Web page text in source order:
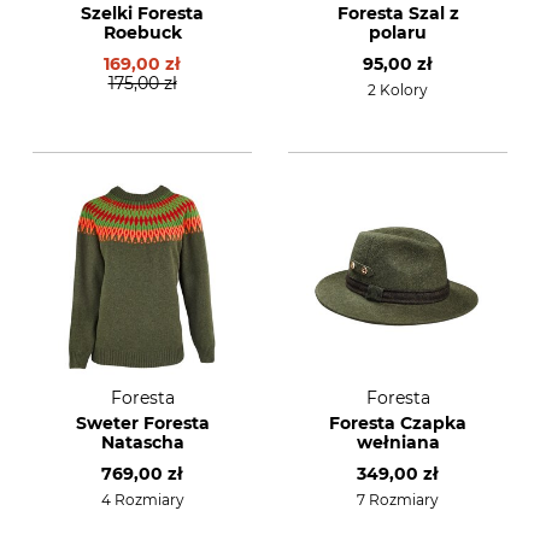
Szelki Foresta
Roebuck
169,00 zł
175,00 zł
Foresta Szal z
polaru
95,00 zł
2 Kolory
Foresta
Sweter Foresta
Natascha
769,00 zł
4 Rozmiary
Foresta
Foresta Czapka
wełniana
349,00 zł
7 Rozmiary